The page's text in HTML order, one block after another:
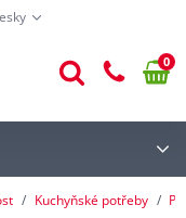
0
Kuchyňské potřeby